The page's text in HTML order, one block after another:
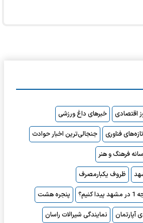
اقتصادی
خبرهای داغ ورزشی
تازه‌های فناوری
جنجالی‌ترین اخبار حوادث
فرهنگ و هنر
ظروف یکبارمصرف
پنجره هشت
آپارتمان
نمایندگی شیرالات راسان